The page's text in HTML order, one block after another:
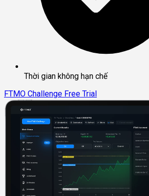
Thời gian không hạn chế
FTMO Challenge Free Trial